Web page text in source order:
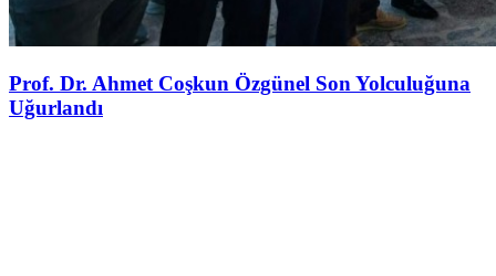
Prof. Dr. Ahmet Coşkun Özgünel Son Yolculuğuna
Uğurlandı